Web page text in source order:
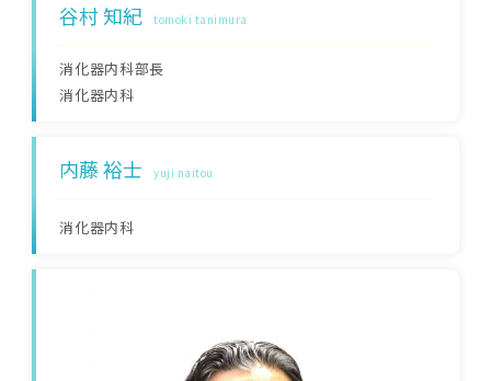
谷村 知紀 tomoki tanimura
消化器内科部長
消化器内科
内藤 裕士 yuji naitou
消化器内科